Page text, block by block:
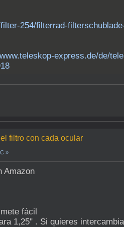
254/filterrad-
express.de/de/
filtro con cada ocular
»
Amazon
fácil
1,25" . Si quieres